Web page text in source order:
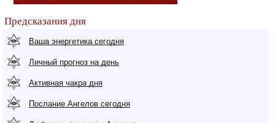
Предсказания дня
Ваша энергетика сегодня
Личный прогноз на день
Активная чакра дня
Послание Ангелов сегодня